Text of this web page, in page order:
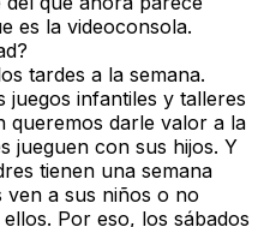
es la videoconsola.
tardes a la semana.
juegos infantiles y talleres
queremos darle valor a la
jueguen con sus hijos. Y
tienen una semana
a sus niños o no
Por eso, los sábados